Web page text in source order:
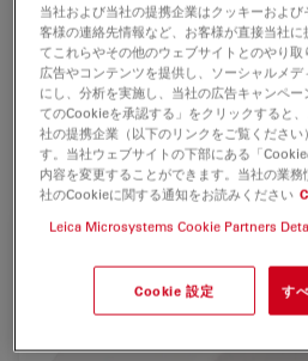
最高45fpsの高速キャプチャ
アルタイム描画できます。
顕微鏡からの情報をカメラ内
うノイズの発生を防ぐ事で、
現します。
当社および当社の提携企業はクッキーおよ
客様の連絡先情報など、お客様が直接当社
てこれらやその他のウェブサイトとのやり
広告やコンテンツを提供し、ソーシャルメ
にし、分析を実施し、当社の広告キャンペ
てのCookieを承認する」をクリックすると
社の提携企業（以下のリンクをご覧ください
す。当社ウェブサイトの下部にある「
内容を変更することができます。当社の業
社のCookieに関する通知をお読みください
Leica Microsystems Cookie Partners
Cookie 設定 す